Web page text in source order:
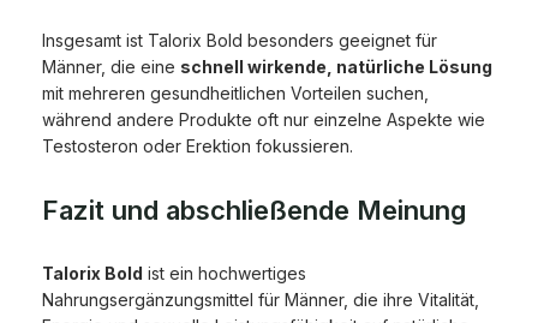
Insgesamt ist Talorix Bold besonders geeignet für
Männer, die eine schnell wirkende, natürliche Lösung
mit mehreren gesundheitlichen Vorteilen suchen,
während andere Produkte oft nur einzelne Aspekte wie
Testosteron oder Erektion fokussieren.
Fazit und abschließende Meinung
Talorix Bold ist ein hochwertiges
Nahrungsergänzungsmittel für Männer, die ihre Vitalität,